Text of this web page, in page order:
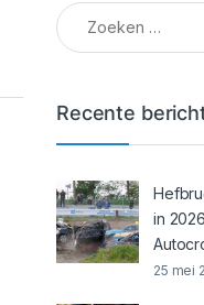
Zoeken naar:
Recente
in
25 mei